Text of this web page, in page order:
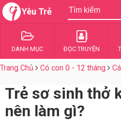
Yêu Trẻ
DANH MỤC ĐỌC TRUYỆN
Trang Chủ Có con 0 - 12 tháng
Trẻ sơ sinh thở
nên làm gì?